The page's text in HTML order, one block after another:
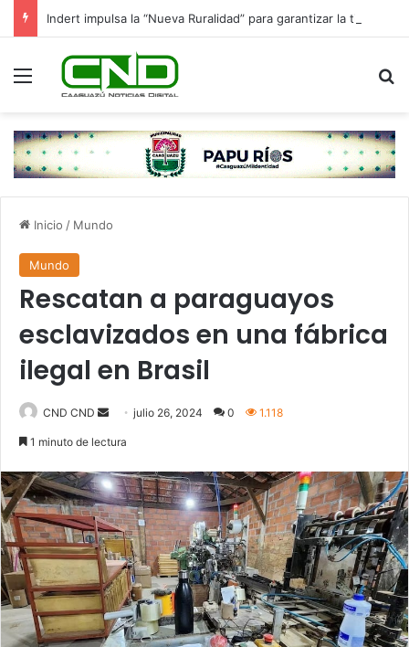
Menú
Inicio / Mundo
Mundo
Rescatan a paraguayos
esclavizados en una fábrica
ilegal en Brasil
CND CND
Sendjulio 26, 2024 0 1.118
1 minuto de lectura